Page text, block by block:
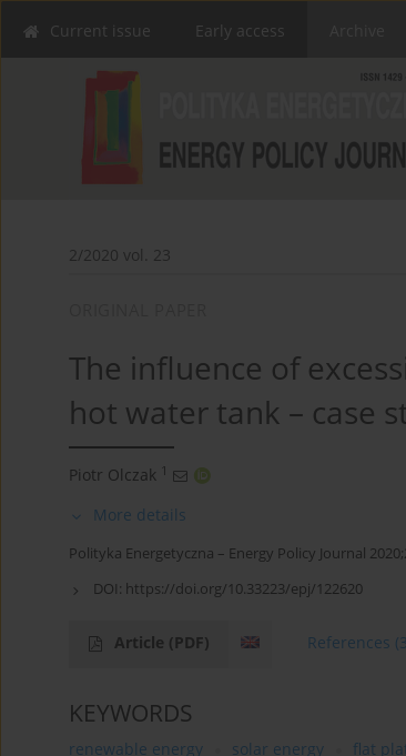
Current issue Early access
2/2020 vol. 23
The influence of
hot water tank – case
Piotr Olczak 1
More details
Polityka Energetyczna – Energy Policy Journal
DOI: https://doi.org/10.33223/epj/122620
Article (PDF) References
KEYWORDS
renewable energy solar energy flat